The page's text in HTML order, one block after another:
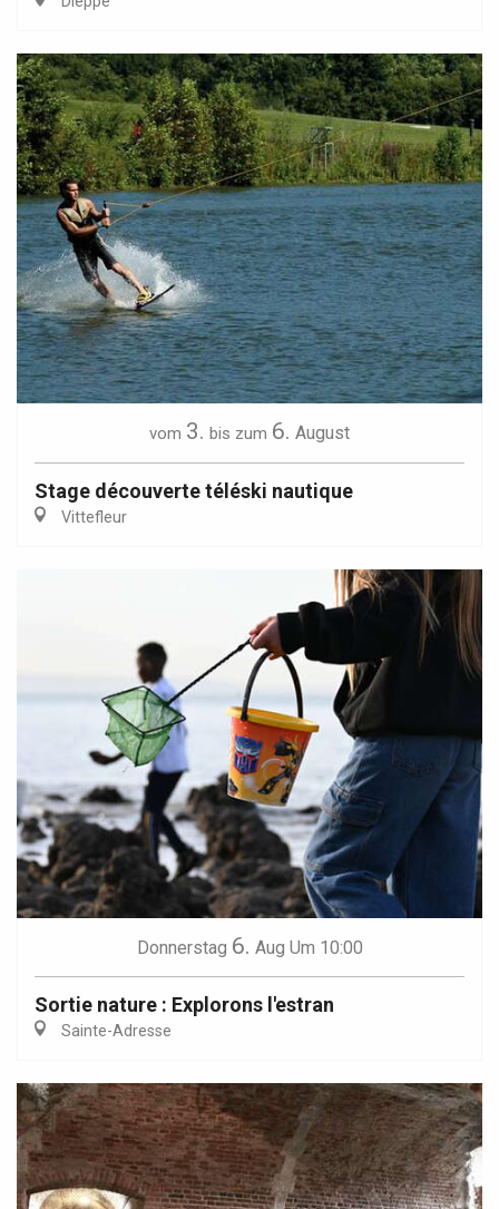
vom 3. bis zum 6. August
Stage découverte téléski nautique
Vittefleur
Donnerstag 6. Aug Um 10:00
Sortie nature : Explorons l'estran
Sainte-Adresse